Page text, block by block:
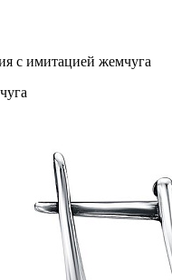
с имитацией жемчуга